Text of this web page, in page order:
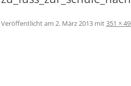
Veröffentlicht am 2. März 2013 mit351 ×